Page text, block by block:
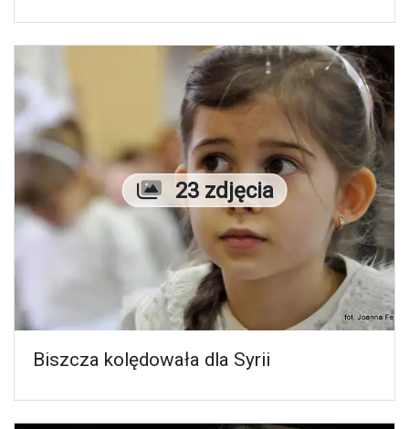
Liczba zdjęć
23 zdjęcia
Biszcza kolędowała dla Syrii